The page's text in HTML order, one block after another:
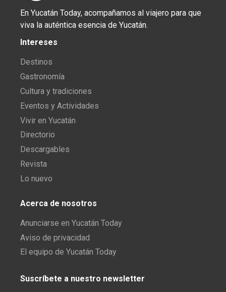
En Yucatán Today, acompañamos al viajero para que
viva la auténtica esencia de Yucatán.
Intereses
Destinos
Gastronomía
Cultura y tradiciones
Eventos y Actividades
Vivir en Yucatán
Directorio
Descargables
Revista
Lo nuevo
Acerca de nosotros
Anunciarse en Yucatán Today
Aviso de privacidad
El equipo de Yucatán Today
Suscríbete a nuestro newsletter